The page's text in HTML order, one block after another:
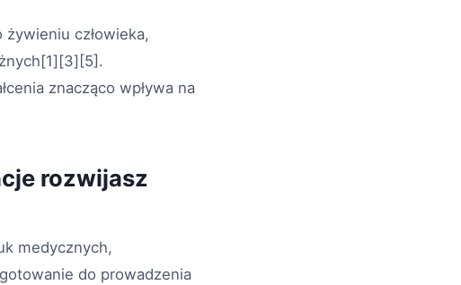
człowieka,
znacząco wpływa na
rozwijasz
medycznych,
do prowadzenia